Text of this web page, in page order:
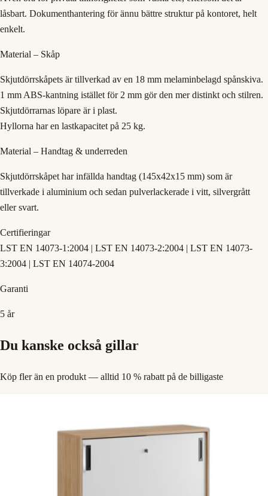
låsbart. Dokumenthantering för ännu bättre struktur på kontoret, helt
enkelt.
Material – Skåp
Skjutdörrskåpets är tillverkad av en 18 mm melaminbelagd spånskiva.
1 mm ABS-kantning istället för 2 mm gör den mer distinkt och stilren.
Skjutdörrarnas löpare är i plast.
Hyllorna har en lastkapacitet på 25 kg.
Material – Handtag & underreden
Skjutdörrskåpet har infällda handtag (145x42x15 mm) som är
tillverkade i aluminium och sedan pulverlackerade i vitt, silvergrått
eller svart.
Certifieringar
LST EN 14073-1:2004 | LST EN 14073-2:2004 | LST EN 14073-
3:2004 | LST EN 14074-2004
Garanti
5 år
Du kanske också gillar
Köp fler än en produkt — alltid 10 % rabatt på de billigaste